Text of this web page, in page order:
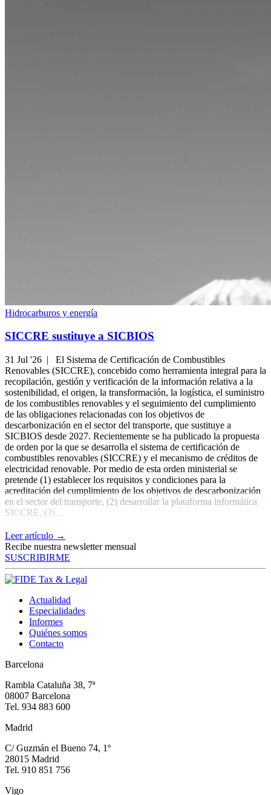
Hidrocarburos y energía
SICCRE sustituye a SICBIOS
31 Jul '26 |
El Sistema de Certificación de Combustibles
Renovables (SICCRE), concebido como herramienta integral para la
recopilación, gestión y verificación de la información relativa a la
sostenibilidad, el origen, la transformación, la logística, el suministro
de los combustibles renovables y el seguimiento del cumplimiento
de las obligaciones relacionadas con los objetivos de
descarbonización en el sector del transporte, que sustituye a
SICBIOS desde 2027. Recientemente se ha publicado la propuesta
de orden por la que se desarrolla el sistema de certificación de
combustibles renovables (SICCRE) y el mecanismo de créditos de
electricidad renovable. Por medio de esta orden ministerial se
pretende (1) establecer los requisitos y condiciones para la
acreditación del cumplimiento de los objetivos de descarbonización
en el sector del transporte, (2) desarrollar la plataforma informática
SICCRE, (3)...
Leer artículo →
Recibe nuestra newsletter mensual
SUSCRIBIRME
Actualidad
Especialidades
Informes
Quiénes somos
Contacto
Barcelona
Rambla Cataluña 38, 7ª
08007 Barcelona
Tel. 934 883 600
Madrid
C/ Guzmán el Bueno 74, 1º
28015 Madrid
Tel. 910 851 756
Vigo